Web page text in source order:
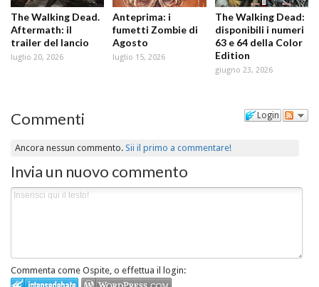
The Walking Dead.
Aftermath: il
trailer del lancio
luglio 20, 2026
Anteprima: i
fumetti Zombie di
Agosto
luglio 15, 2026
The Walking Dead:
disponibili i numeri
63 e 64 della Color
Edition
giugno 23, 2026
Login
Commenti
Ancora nessun commento.Sii il primo a commentare!
Invia un nuovo commento
Commenta come Ospite, o effettua il login: